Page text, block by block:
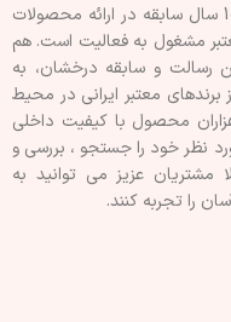
مجموعه فروشگاه آنلاین اَبنوکالا با بیش از 10 سال سابقه در ارائه محصولات
مشغول به فعاليت است. هم
اين رسالت و سابقه درخشان، به
برندهای معتبر ايرانی در محيط
محصول با کيفيت داخلی
نظر خود را جستجو ، بررسی و
مشتريان عزیز می توانيد به
را تجربه کنند.